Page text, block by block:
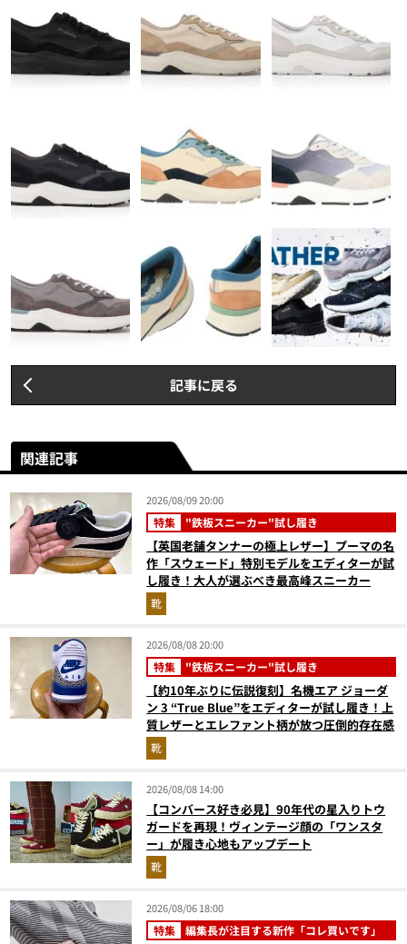
記事に戻る
関連記事
2026/08/09 20:00
特集 "鉄板スニーカー"試し履き
【英国老舗タンナーの極上レザー】プーマの名
作「スウェード」特別モデルをエディターが試
し履き！大人が選ぶべき最高峰スニーカー
靴
2026/08/08 20:00
特集 "鉄板スニーカー"試し履き
【約10年ぶりに伝説復刻】名機エア ジョーダ
ン 3 “True Blue”をエディターが試し履き！上
質レザーとエレファント柄が放つ圧倒的存在感
靴
2026/08/08 14:00
【コンバース好き必見】90年代の星入りトウ
ガードを再現！ヴィンテージ顔の「ワンスタ
ー」が履き心地もアップデート
靴
2026/08/06 18:00
特集 編集長が注目する新作「コレ買いです」